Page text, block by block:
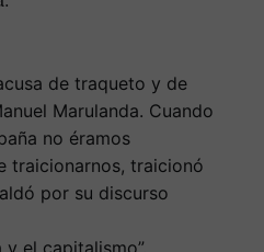
de traqueto y de
Marulanda. Cuando
no éramos
traicionarnos, traicionó
por su discurso